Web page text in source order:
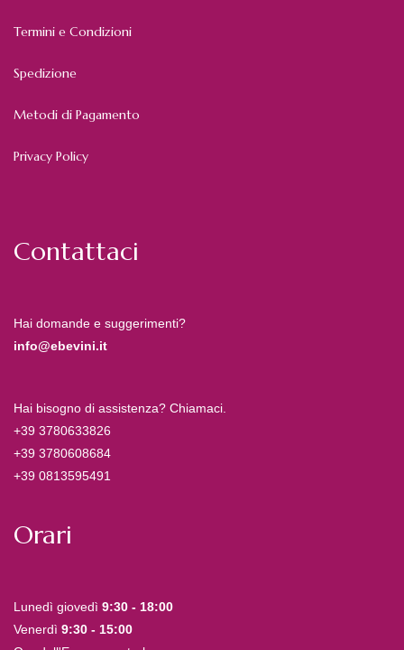
Termini e Condizioni
Spedizione
Metodi di Pagamento
Privacy Policy
Contattaci
Hai domande e suggerimenti?
info@ebevini.it
Hai bisogno di assistenza? Chiamaci.
+39 3780633826
+39 3780608684
+39 0813595491
Orari
Lunedì giovedì 9:30 - 18:00
Venerdì 9:30 - 15:00